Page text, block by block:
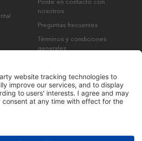
Ponte en contacto con
nosotros
Preguntas frecuentes
Términos y condiciones
generales
Brands AB 2023. Todos los derechos